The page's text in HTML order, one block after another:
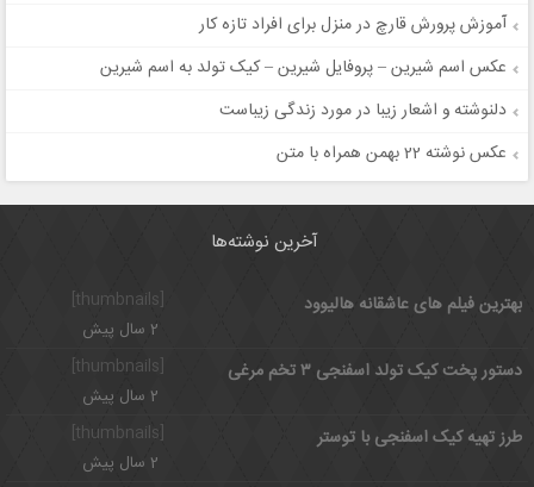
آموزش پرورش قارچ در منزل برای افراد تازه کار
عکس اسم شیرین – پروفایل شیرین – کیک تولد به اسم شیرین
دلنوشته و اشعار زیبا در مورد زندگی زیباست
عکس نوشته 22 بهمن همراه با متن
آخرین نوشته‌ها
بهترین فیلم های عاشقانه هالیوود
2 سال پیش
[thumbnails]
دستور پخت کیک تولد اسفنجی ۳ تخم مرغی
2 سال پیش
طرز تهیه کیک اسفنجی با توستر
2 سال پیش